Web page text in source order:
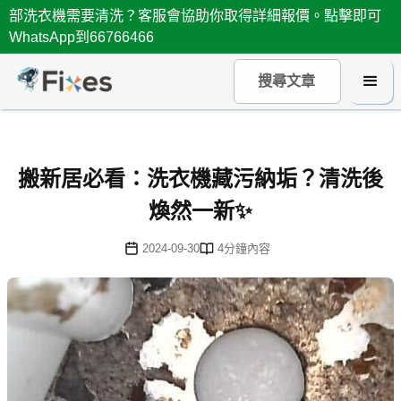
部洗衣機需要清洗？客服會協助你取得詳細報價。點擊即可
WhatsApp到66766466
搬新居必看：洗衣機藏污納垢？清洗後
煥然一新✨
2024-09-30 4分鐘內容